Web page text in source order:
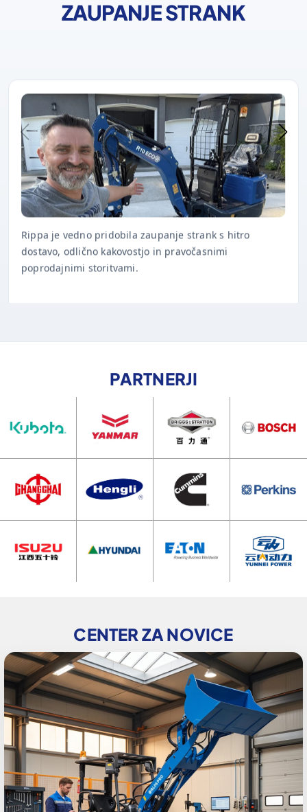
ZAUPANJE STRANK
Rippa je vedno pridobila zaupanje strank s hitro
dostavo, odlično kakovostjo in pravočasnimi
poprodajnimi storitvami.
PARTNERJI
CENTER ZA NOVICE